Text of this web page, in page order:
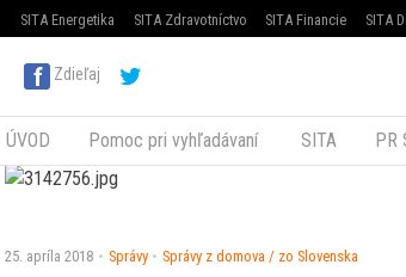
SITA Energetika SITA Zdravotníctvo SITA Financie SITA
Zdieľaj
ÚVOD Pomoc pri vyhľadávaní SITA PR
25. apríla 2018 Správy Správy z domova / zo Slovenska